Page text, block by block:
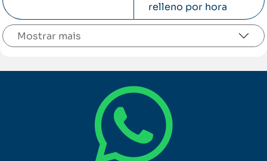
relleno por hora
Mostrar